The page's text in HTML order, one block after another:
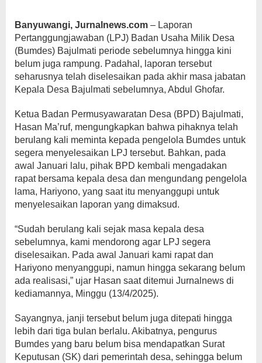
Banyuwangi, Jurnalnews.com – Laporan
Pertanggungjawaban (LPJ) Badan Usaha Milik Desa
(Bumdes) Bajulmati periode sebelumnya hingga kini
belum juga rampung. Padahal, laporan tersebut
seharusnya telah diselesaikan pada akhir masa jabatan
Kepala Desa Bajulmati sebelumnya, Abdul Ghofar.
Ketua Badan Permusyawaratan Desa (BPD) Bajulmati,
Hasan Ma’ruf, mengungkapkan bahwa pihaknya telah
berulang kali meminta kepada pengelola Bumdes untuk
segera menyelesaikan LPJ tersebut. Bahkan, pada
awal Januari lalu, pihak BPD kembali mengadakan
rapat bersama kepala desa dan mengundang pengelola
lama, Hariyono, yang saat itu menyanggupi untuk
menyelesaikan laporan yang dimaksud.
“Sudah berulang kali sejak masa kepala desa
sebelumnya, kami mendorong agar LPJ segera
diselesaikan. Pada awal Januari kami rapat dan
Hariyono menyanggupi, namun hingga sekarang belum
ada realisasi,” ujar Hasan saat ditemui Jurnalnews di
kediamannya, Minggu (13/4/2025).
Sayangnya, janji tersebut belum juga ditepati hingga
lebih dari tiga bulan berlalu. Akibatnya, pengurus
Bumdes yang baru belum bisa mendapatkan Surat
Keputusan (SK) dari pemerintah desa, sehingga belum